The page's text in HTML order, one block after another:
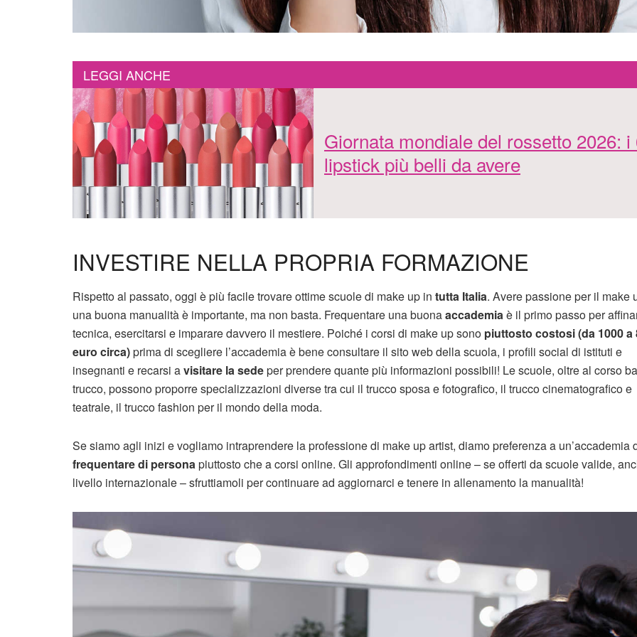
LEGGI ANCHE
Giornata mondiale del rossetto 2026: i
lipstick più belli da avere
INVESTIRE NELLA PROPRIA FORMAZIONE
Rispetto al passato, oggi è più facile trovare ottime scuole di make up in tutta Italia. Avere passione per il make
una buona manualità è importante, ma non basta. Frequentare una buonaaccademiaè il primo passo per
tecnica, esercitarsi e imparare davvero il mestiere. Poiché i corsi di make up sono piuttosto costosi (da 1000 a
euro circa)prima di scegliere l’accademia è bene consultare il sito web della scuola, i profili social di istituti e
insegnanti e recarsi avisitare la sedeper prendere quante più informazioni possibili! Le scuole, oltre al corso
trucco, possono proporre specializzazioni diverse tra cui il trucco sposa e fotografico, il trucco cinematografico e
teatrale, il trucco fashion per il mondo della moda.
Se siamo agli inizi e vogliamo intraprendere la professione di make up artist, diamo preferenza a un’accademia
frequentare di personapiuttosto che a corsi online. Gli approfondimenti online – se offerti da scuole valide,
livello internazionale – sfruttiamoli per continuare ad aggiornarci e tenere in allenamento la manualità!